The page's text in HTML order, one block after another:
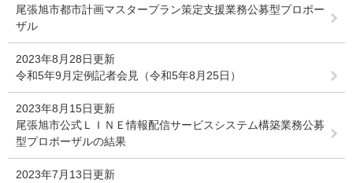
尾張旭市都市計画マスタープラン策定支援業務公募型プロポー
ザル
2023年8月28日更新
令和5年9月定例記者会見（令和5年8月25日）
2023年8月15日更新
尾張旭市公式ＬＩＮＥ情報配信サービスシステム構築業務公募
型プロポーザルの結果
2023年7月13日更新